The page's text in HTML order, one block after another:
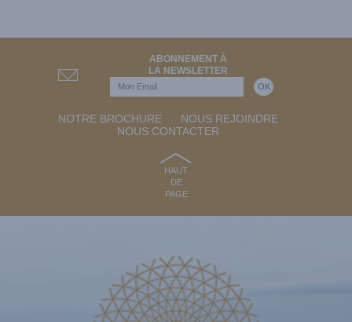
ABONNEMENT À
LA NEWSLETTER
NOTRE BROCHURE
NOUS REJOINDRE
NOUS CONTACTER
HAUT
DE
PAGE